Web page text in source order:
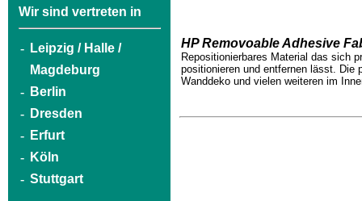
Wir sind vertreten in
-
Leipzig / Halle /
Magdeburg
-
Berlin
-
Dresden
-
Erfurt
-
Köln
- Stuttgart
HP Removoable Adhesive
Repositionierbares Material das sich
positionieren und entfernen lässt. Die
Wanddeko und vielen weiteren im